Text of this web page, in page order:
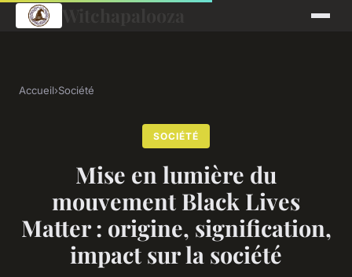
Accueil›Société
SOCIÉTÉ
Mise en lumière du
mouvement Black Lives
Matter : origine, signification,
impact sur la société